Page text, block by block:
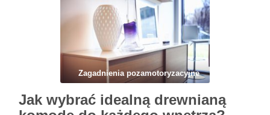
Zagadnienia pozamotoryzacyjne
Jak wybrać idealną drewnianą